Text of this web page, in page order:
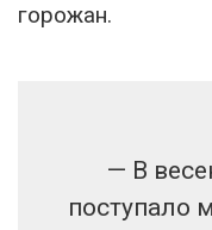
горожан.
— В
поступало